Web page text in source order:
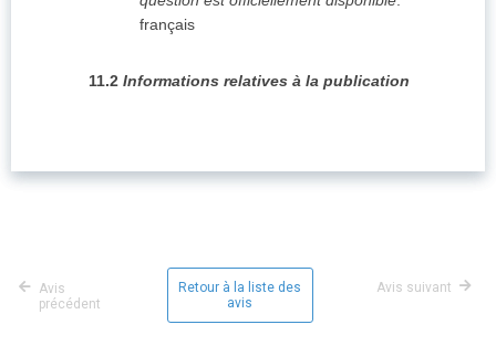
français
11.2 Informations relatives à la publication
Avis
précédent
Retour à la liste des
avis
Avis suivant